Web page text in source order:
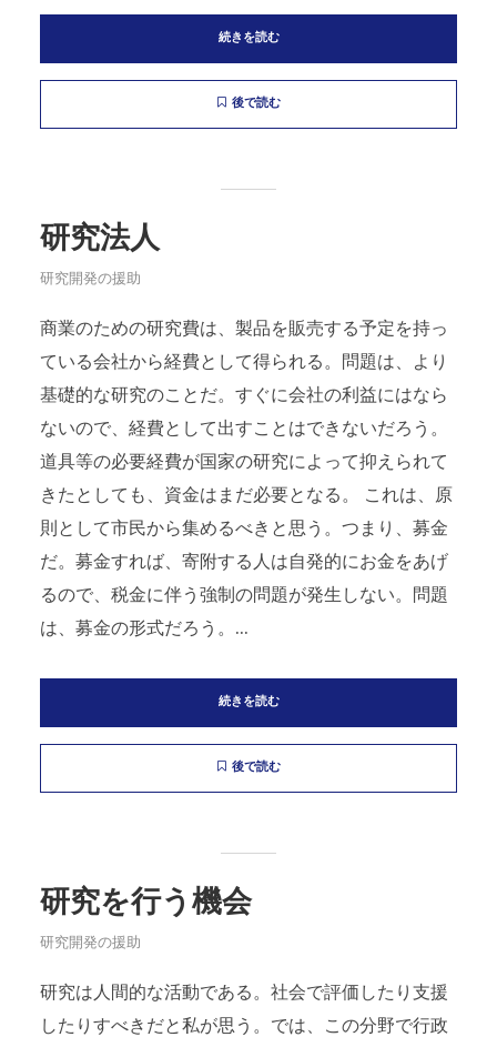
続きを読む
後で読む
研究法人
研究開発の援助
商業のための研究費は、製品を販売する予定を持っ
ている会社から経費として得られる。問題は、より
基礎的な研究のことだ。すぐに会社の利益にはなら
ないので、経費として出すことはできないだろう。
道具等の必要経費が国家の研究によって抑えられて
きたとしても、資金はまだ必要となる。 これは、原
則として市民から集めるべきと思う。つまり、募金
だ。募金すれば、寄附する人は自発的にお金をあげ
るので、税金に伴う強制の問題が発生しない。問題
は、募金の形式だろう。...
続きを読む
後で読む
研究を行う機会
研究開発の援助
研究は人間的な活動である。社会で評価したり支援
したりすべきだと私が思う。では、この分野で行政